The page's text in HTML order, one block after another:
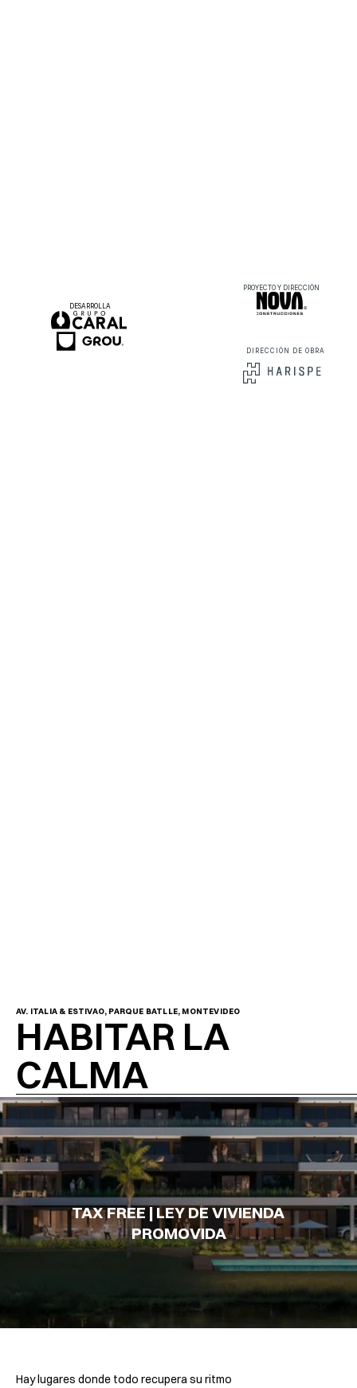
DESARROLLA
PROYECTO Y DIRECCIÓN
DIRECCIÓN DE OBRA
AV. ITALIA & ESTIVAO, PARQUE BATLLE, MONTEVIDEO
HABITAR LA
CALMA
TAX FREE | LEY DE VIVIENDA
PROMOVIDA
Hay lugares donde todo recupera su ritmo